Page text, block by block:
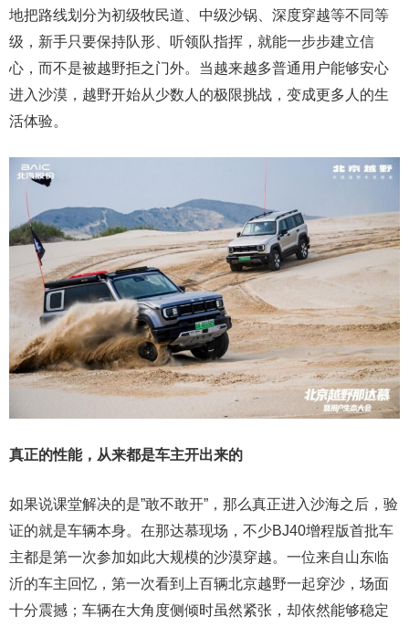
地把路线划分为初级牧民道、中级沙锅、深度穿越等不同等
级，新手只要保持队形、听领队指挥，就能一步步建立信
心，而不是被越野拒之门外。当越来越多普通用户能够安心
进入沙漠，越野开始从少数人的极限挑战，变成更多人的生
活体验。
真正的性能，从来都是车主开出来的
如果说课堂解决的是”敢不敢开”，那么真正进入沙海之后，验
证的就是车辆本身。在那达慕现场，不少BJ40增程版首批车
主都是第一次参加如此大规模的沙漠穿越。一位来自山东临
沂的车主回忆，第一次看到上百辆北京越野一起穿沙，场面
十分震撼；车辆在大角度侧倾时虽然紧张，却依然能够稳定